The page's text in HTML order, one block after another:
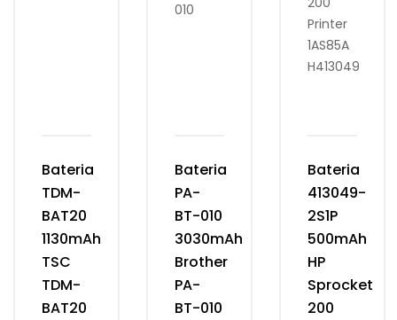
Bateria
TDM-
BAT20
1130mAh
TSC
TDM-
BAT20
Bateria
PA-
BT-010
3030mAh
Brother
PA-
BT-010
Bateria
413049-
2S1P
500mAh
HP
Sprocket
200